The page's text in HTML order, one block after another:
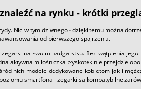
na rynku - krótki
Nic w tym dziwnego - dzięki temu można
od pierwszego spojrzenia.
na swoim nadgarstku. Bez wątpienia
aktywna miłośniczka błyskotek nie przejdzie
nich modele dedykowane kobietom jak i
smartfona - zegarki są kompatybilne